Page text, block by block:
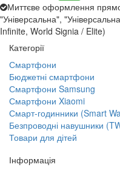
Миттєве оформлення
"Універсальна",
Infinite, World Signia / Elite)
Категорії
Смартфони
Бюджетні смартфони
Смартфони Samsung
Смартфони Xiaomi
Смарт-годинники (Smart
Безпроводні навушники
Товари для дітей
Інформація